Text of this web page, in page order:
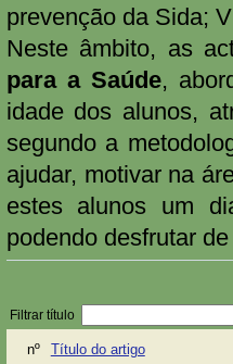
prevenção da Sida;
Neste âmbito, as
para a Saúde,
idade dos alunos,
segundo a
ajudar, motivar na
estes alunos um
podendo desfrutar
Filtrar título
nº Título do artigo